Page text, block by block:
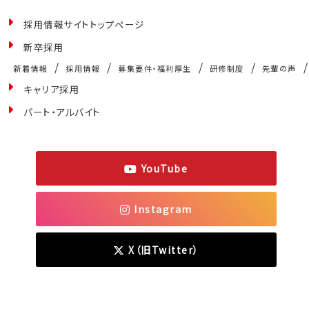
採用情報サイトトップページ
新卒採用
新着情報 / 採用情報 / 募集要件・福利厚生 / 研修制度 / 先輩の声
キャリア採用
パート・アルバイト